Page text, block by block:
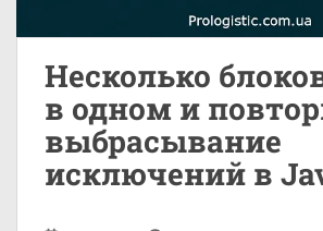
Несколько
в одном и
выбрасывание
исключений в